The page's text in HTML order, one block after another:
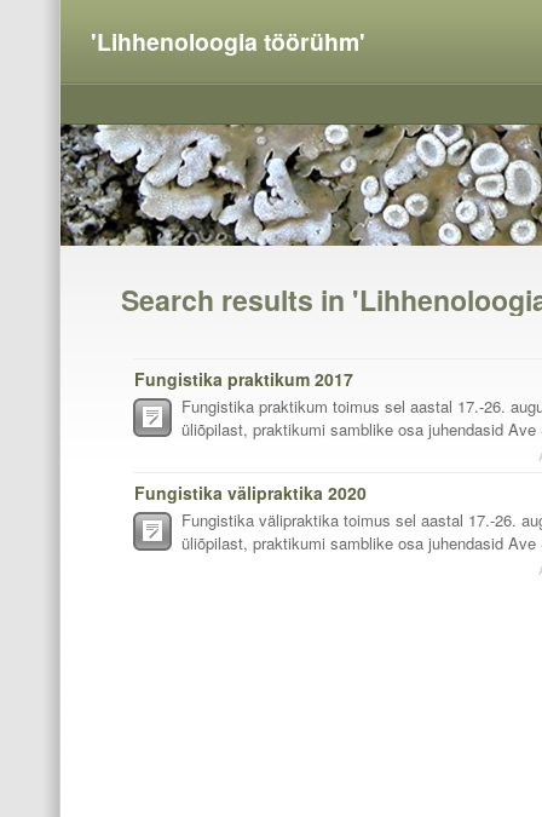
'Lihhenoloogia töörühm'
Search results in
Fungistika praktikum 2017
Fungistika praktikum toimus sel aastal 17.-26.
üliõpilast, praktikumi samblike osa juhendasid
Fungistika välipraktika 2020
Fungistika välipraktika toimus sel aastal 17.-26.
üliõpilast, praktikumi samblike osa juhendasid